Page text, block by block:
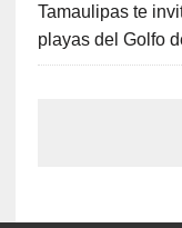
Tamaulipas te
playas del Golfo